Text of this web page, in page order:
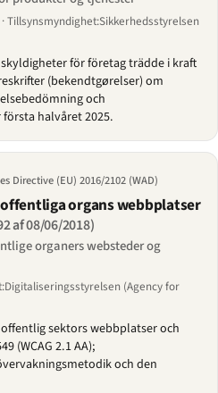
Tillsynsmyndighet:Sikkerhedsstyrelsen
för företag trädde i kraft
(bekendtgørelser) om
och
halvåret 2025.
Directive (EU) 2016/2102 (WAD)
organs webbplatser
af 08/06/2018)
organers websteder og
(Agency for
sektors webbplatser och
(WCAG 2.1 AA);
och den